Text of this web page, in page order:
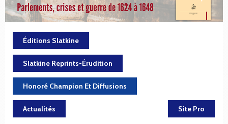
Éditions Slatkine
Slatkine Reprints-Érudition
Honoré Champion Et Diffusions
Actualités Site Pro